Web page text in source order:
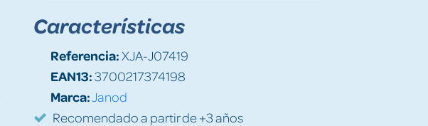
Características
Referencia:XJA-J07419
EAN13:3700217374198
Marca:Janod
Recomendado a partir de +3 años